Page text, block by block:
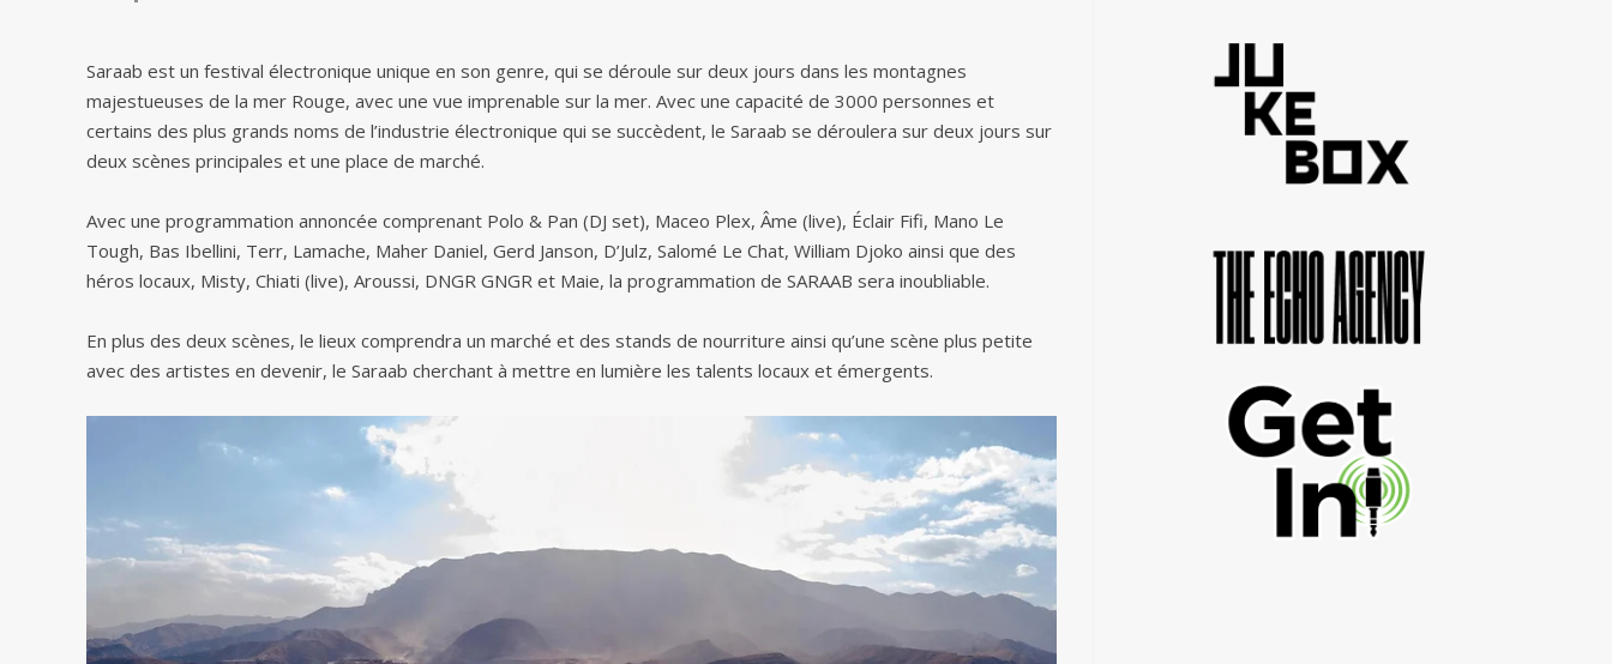
Saraab est un festival électronique unique en son genre, qui se déroule sur deux jours dans les montagnes
majestueuses de la mer Rouge, avec une vue imprenable sur la mer. Avec une capacité de 3000 personnes et
certains des plus grands noms de l’industrie électronique qui se succèdent, le Saraab se déroulera sur deux jours sur
deux scènes principales et une place de marché.
Avec une programmation annoncée comprenant Polo & Pan (DJ set), Maceo Plex, Âme (live), Éclair Fifi, Mano Le
Tough, Bas Ibellini, Terr, Lamache, Maher Daniel, Gerd Janson, D’Julz, Salomé Le Chat, William Djoko ainsi que des
héros locaux, Misty, Chiati (live), Aroussi, DNGR GNGR et Maie, la programmation de SARAAB sera inoubliable.
En plus des deux scènes, le lieux comprendra un marché et des stands de nourriture ainsi qu’une scène plus petite
avec des artistes en devenir, le Saraab cherchant à mettre en lumière les talents locaux et émergents.